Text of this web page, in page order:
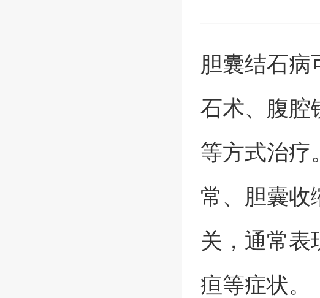
胆囊结石病
石术、腹腔
等方式治疗
常、胆囊收
关，通常表
疸等症状。